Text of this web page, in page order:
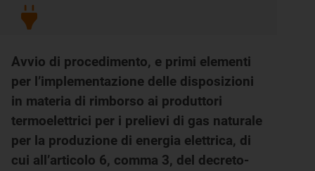
Avvio di procedimento, e primi elementi
per l’implementazione delle disposizioni
in materia di rimborso ai produttori
termoelettrici per i prelievi di gas naturale
per la produzione di energia elettrica, di
cui all’articolo 6, comma 3, del decreto-